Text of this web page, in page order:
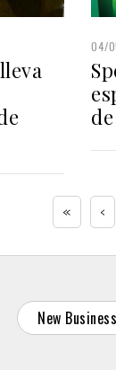
04/
« ‹
New